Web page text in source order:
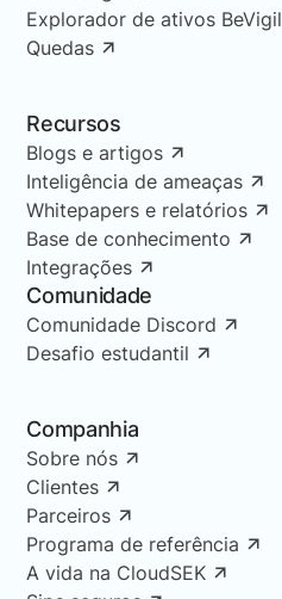
Explorador de ativos BeVigil
Quedas
Recursos
Blogs e artigos
Inteligência de ameaças
Whitepapers e relatórios
Base de conhecimento
Integrações
Comunidade
Comunidade Discord
Desafio estudantil
Companhia
Sobre nós
Clientes
Parceiros
Programa de referência
A vida na CloudSEK